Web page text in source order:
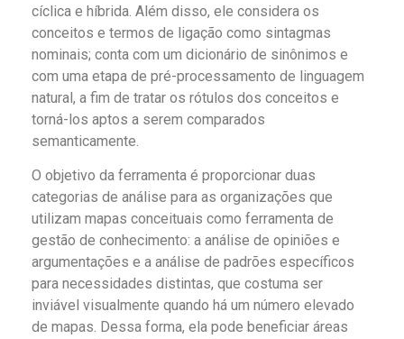
cíclica e híbrida. Além disso, ele considera os
conceitos e termos de ligação como sintagmas
nominais; conta com um dicionário de sinônimos e
com uma etapa de pré-processamento de linguagem
natural, a fim de tratar os rótulos dos conceitos e
torná-los aptos a serem comparados
semanticamente.
O objetivo da ferramenta é proporcionar duas
categorias de análise para as organizações que
utilizam mapas conceituais como ferramenta de
gestão de conhecimento: a análise de opiniões e
argumentações e a análise de padrões específicos
para necessidades distintas, que costuma ser
inviável visualmente quando há um número elevado
de mapas. Dessa forma, ela pode beneficiar áreas